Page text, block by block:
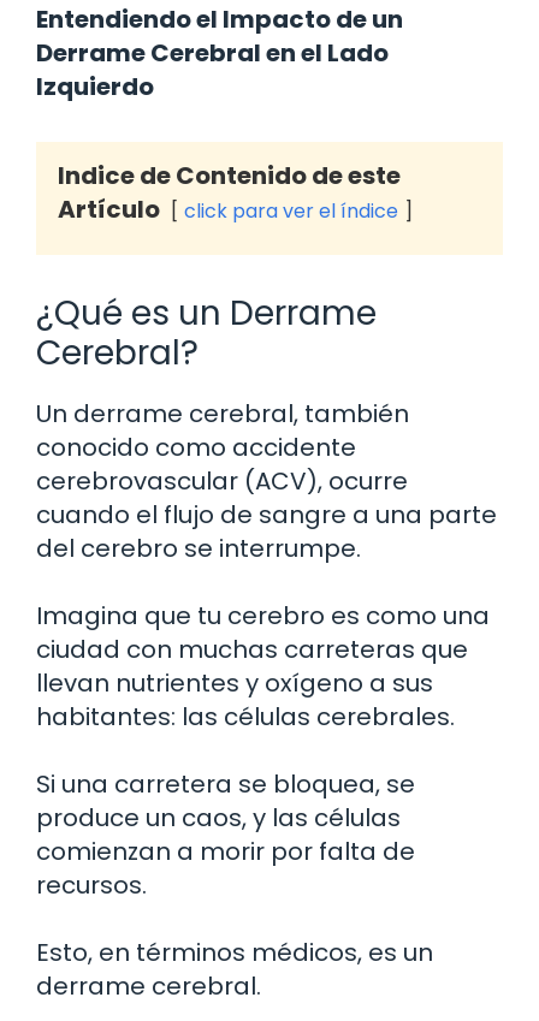
Entendiendo el Impacto de un
Derrame Cerebral en el Lado
Izquierdo
Indice de Contenido de este
Artículo
click para ver el índice
¿Qué es un Derrame
Cerebral?
Un derrame cerebral, también
conocido como accidente
cerebrovascular (ACV), ocurre
cuando el flujo de sangre a una parte
del cerebro se interrumpe.
Imagina que tu cerebro es como una
ciudad con muchas carreteras que
llevan nutrientes y oxígeno a sus
habitantes: las células cerebrales.
Si una carretera se bloquea, se
produce un caos, y las células
comienzan a morir por falta de
recursos.
Esto, en términos médicos, es un
derrame cerebral.